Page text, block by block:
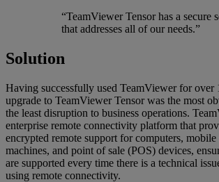
“TeamViewer Tensor has a secure
that addresses all of our needs.”
Solution
Having successfully used TeamViewer for over
upgrade to TeamViewer Tensor was the most
the least disruption to business operations.
enterprise remote connectivity platform that
encrypted remote support for computers, mobile
machines, and point of sale (POS) devices,
are supported every time there is a technical
using remote connectivity.